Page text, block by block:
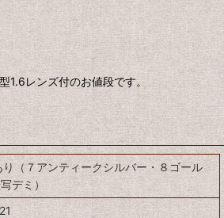
1.6レンズ付のお値段です。
り（７アンティークシルバー・８ゴール
デミ）